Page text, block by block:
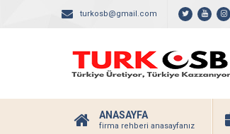
turkosb@gmail.com
ANASAYFA
firma rehberi anasayfanız